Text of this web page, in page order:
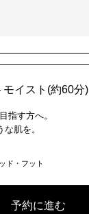
モイスト(約60分)
指す方へ。
肌を。
ド・フット
予約に進む